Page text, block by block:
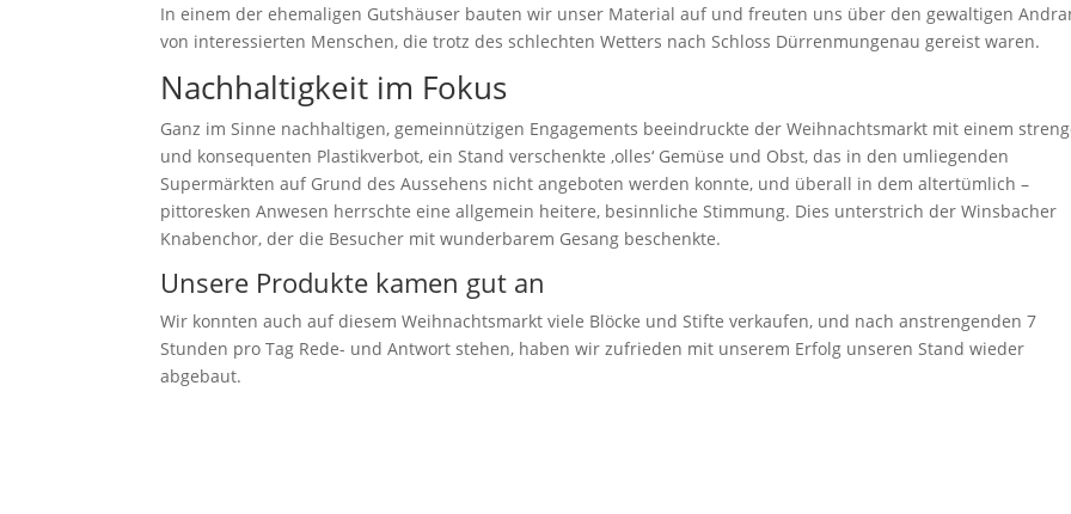
In einem der ehemaligen Gutshäuser bauten wir unser Material auf und freuten uns über den gewaltigen
von interessierten Menschen, die trotz des schlechten Wetters nach Schloss Dürrenmungenau gereist waren.
Nachhaltigkeit im Fokus
Ganz im Sinne nachhaltigen, gemeinnützigen Engagements beeindruckte der Weihnachtsmarkt mit einem
und konsequenten Plastikverbot, ein Stand verschenkte ‚olles‘ Gemüse und Obst, das in den umliegenden
Supermärkten auf Grund des Aussehens nicht angeboten werden konnte, und überall in dem altertümlich –
pittoresken Anwesen herrschte eine allgemein heitere, besinnliche Stimmung. Dies unterstrich der Winsbacher
Knabenchor, der die Besucher mit wunderbarem Gesang beschenkte.
Unsere Produkte kamen gut an
Wir konnten auch auf diesem Weihnachtsmarkt viele Blöcke und Stifte verkaufen, und nach anstrengenden 7
Stunden pro Tag Rede- und Antwort stehen, haben wir zufrieden mit unserem Erfolg unseren Stand wieder
abgebaut.